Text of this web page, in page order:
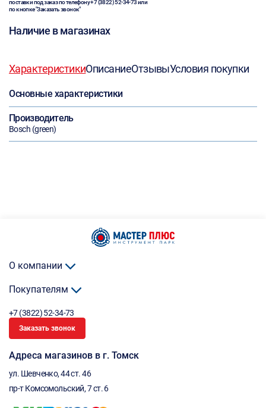
поставки под заказ по телефону+7 (3822) 52-34-73или
по кнопке "Заказать звонок"
Наличие в магазинах
ХарактеристикиОписаниеОтзывыУсловия покупки
Основные характеристики
Производитель
Bosch (green)
О компании
Покупателям
+7 (3822) 52-34-73
Заказать звонок
Адреса магазинов в г. Томск
ул. Шевченко, 44 ст. 46
пр-т Комсомольский, 7 ст. 6